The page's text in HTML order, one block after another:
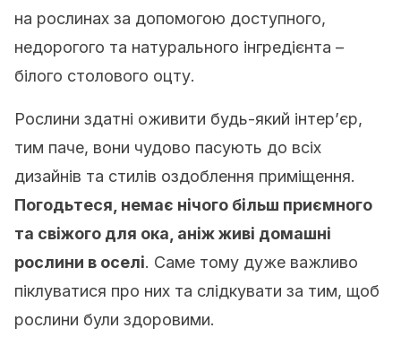
на рослинах за допомогою доступного,
недорогого та натурального інгредієнта –
білого столового оцту.
Рослини здатні оживити будь-який інтер’єр,
тим паче, вони чудово пасують до всіх
дизайнів та стилів оздоблення приміщення.
Погодьтеся, немає нічого більш приємного
та свіжого для ока, аніж живі домашні
рослини в оселі. Саме тому дуже важливо
піклуватися про них та слідкувати за тим, щоб
рослини були здоровими.